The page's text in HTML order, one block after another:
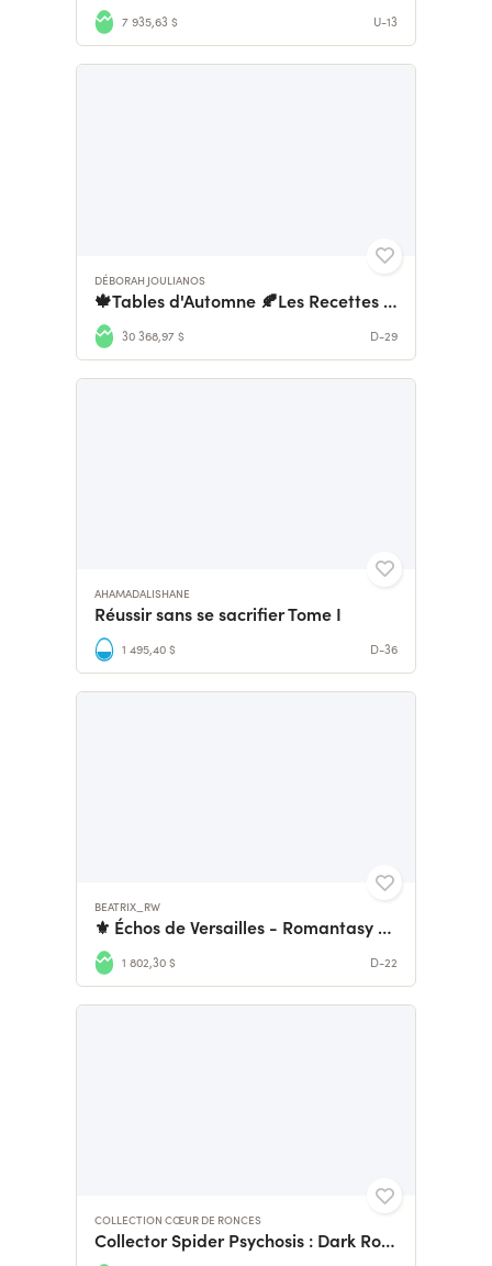
7 935,63 $ U-13
DÉBORAH JOULIANOS
🍁Tables d'Automne 🍂Les Recettes du Terrier
30 368,97 $ D-29
AHAMADALISHANE
Réussir sans se sacrifier Tome I
1 495,40 $ D-36
BEATRIX_RW
⚜️ Échos de Versailles - Romantasy / Time travel 1774 💙
1 802,30 $ D-22
COLLECTION CŒUR DE RONCES
Collector Spider Psychosis : Dark Romance Fantastique